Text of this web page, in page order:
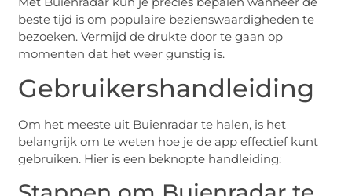
beste tijd is om populaire bezienswaardigheden te
bezoeken. Vermijd de drukte door te gaan op
momenten dat het weer gunstig is.
Gebruikershandleiding
Om het meeste uit Buienradar te halen, is het
belangrijk om te weten hoe je de app effectief kunt
gebruiken. Hier is een beknopte handleiding: